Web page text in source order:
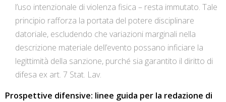
l’uso intenzionale di violenza fisica – resta immutato. Tale
principio rafforza la portata del potere disciplinare
datoriale, escludendo che variazioni marginali nella
descrizione materiale dell’evento possano inficiare la
legittimità della sanzione, purché sia garantito il diritto di
difesa ex art. 7 Stat. Lav.
Prospettive difensive: linee guida per la redazione di